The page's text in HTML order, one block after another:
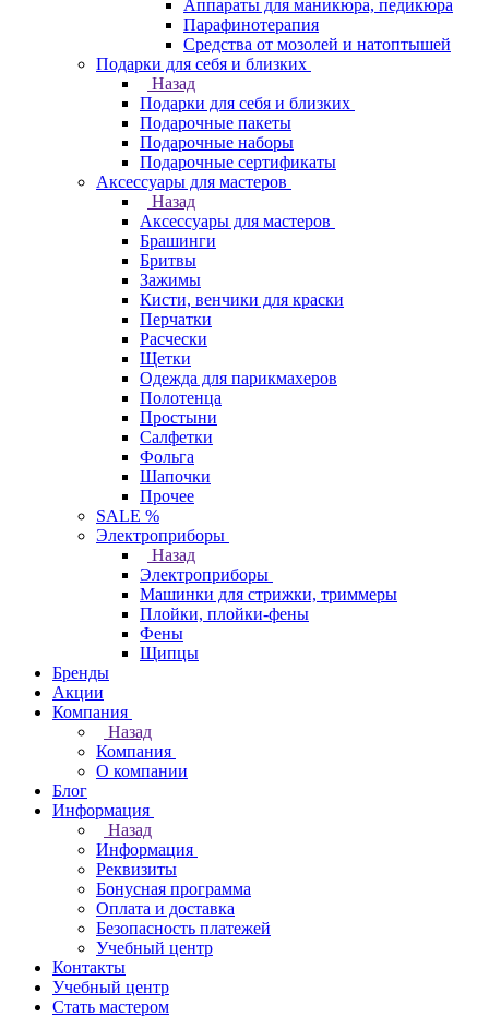
Аппараты для маникюра, педикюра
Парафинотерапия
Средства от мозолей и натоптышей
Подарки для себя и близких
Назад
Подарки для себя и близких
Подарочные пакеты
Подарочные наборы
Подарочные сертификаты
Аксессуары для мастеров
Назад
Аксессуары для мастеров
Брашинги
Бритвы
Зажимы
Кисти, венчики для краски
Перчатки
Расчески
Щетки
Одежда для парикмахеров
Полотенца
Простыни
Салфетки
Фольга
Шапочки
Прочее
SALE %
Электроприборы
Назад
Электроприборы
Машинки для стрижки, триммеры
Плойки, плойки-фены
Фены
Щипцы
Бренды
Акции
Компания
Назад
Компания
О компании
Блог
Информация
Назад
Информация
Реквизиты
Бонусная программа
Оплата и доставка
Безопасность платежей
Учебный центр
Контакты
Учебный центр
Стать мастером